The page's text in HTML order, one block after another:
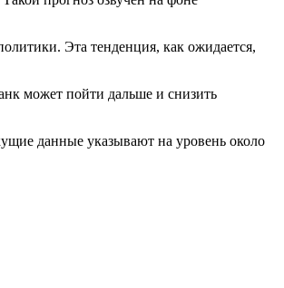
Эта тенденция, как ожидается,
может пойти дальше и снизить
данные указывают на уровень около